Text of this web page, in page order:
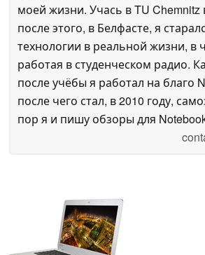
моей жизни. Учась в TU Chemnitz
после этого, в Белфасте, я
технологии в реальной жизни, в
работая в студенческом радио.
после учёбы я работал на благо
после чего стал, в 2010 году,
пор я и пишу обзоры для